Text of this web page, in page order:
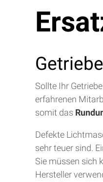
Sollte Ihr
erfahrenen
somit das
Defekte
sehr teuer sind.
Sie müssen sich
Hersteller